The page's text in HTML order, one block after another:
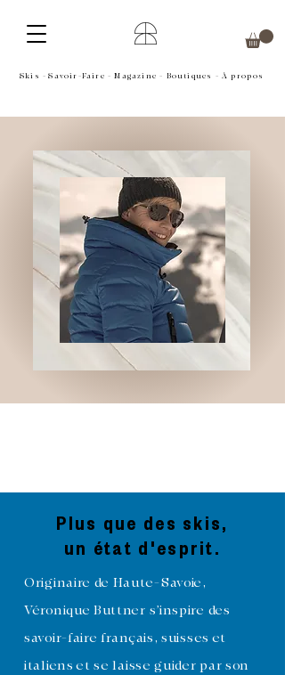
Skis -Savoir-Faire - M agazine - Boutiques -À propos
Plus que des skis,
un état d'esprit.
Originaire de Haute-Savoie,
Véronique Buttner s’inspire des
savoir-faire français, suisses et
italiens et se laisse guider par son